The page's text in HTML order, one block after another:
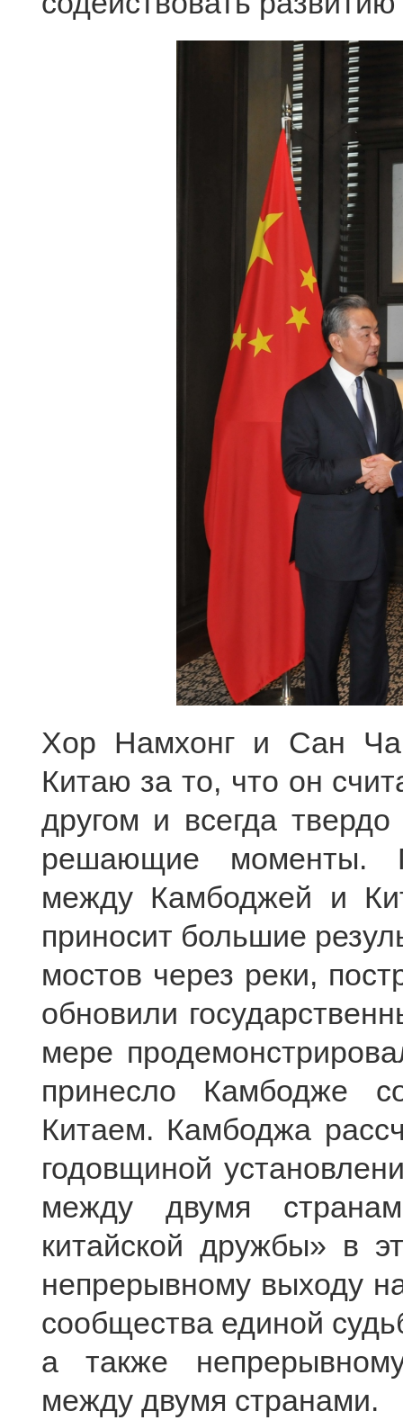
Хор Намхонг и Сан
Китаю за то, что он
другом и всегда
решающие моменты.
между Камбоджей и
приносит большие
мостов через реки,
обновили
мере
принесло Камбодже
Китаем. Камбоджа
годовщиной
между двумя
китайской дружбы» в
непрерывному выходу
сообщества единой
а также
между двумя странами.